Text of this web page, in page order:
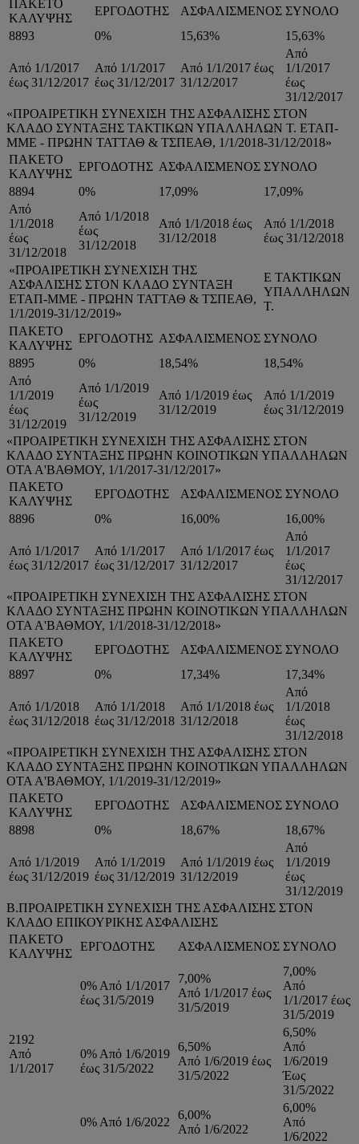
ΠΑΚΕΤΟ
ΚΑΛΥΨΗΣ
ΕΡΓΟΔΟΤΗΣ ΑΣΦΑΛΙΣΜΕΝΟΣ ΣΥΝΟΛΟ
8893
0% 15,63% 15,63%
Από 1/1/2017
έως 31/12/2017
Από 1/1/2017
έως 31/12/2017
Από 1/1/2017 έως
31/12/2017
Από
1/1/2017
έως
31/12/2017
«ΠΡΟΑΙΡΕΤΙΚΗ ΣΥΝΕΧΙΣΗ ΤΗΣ ΑΣΦΑΛΙΣΗΣ ΣΤΟΝ
ΚΛΑΔΟ ΣΥΝΤΑΞΗΣ ΤΑΚΤΙΚΩΝ ΥΠΑΛΛΗΛΩΝ Τ. ΕΤΑΠ-
ΜΜΕ - ΠΡΩΗΝ ΤΑΤΤΑΘ & ΤΣΠΕΑΘ, 1/1/2018-31/12/2018»
ΠΑΚΕΤΟ
ΚΑΛΥΨΗΣ
ΕΡΓΟΔΟΤΗΣ ΑΣΦΑΛΙΣΜΕΝΟΣ ΣΥΝΟΛΟ
8894
0% 17,09%
17,09%
Από
1/1/2018
έως
31/12/2018
Από 1/1/2018
έως
31/12/2018
Από 1/1/2018 έως
31/12/2018
Από 1/1/2018
έως 31/12/2018
«ΠΡΟΑΙΡΕΤΙΚΗ ΣΥΝΕΧΙΣΗ ΤΗΣ
ΑΣΦΑΛΙΣΗΣ ΣΤΟΝ ΚΛΑΔΟ ΣΥΝΤΑΞΗ
ΕΤΑΠ-ΜΜΕ - ΠΡΩΗΝ ΤΑΤΤΑΘ & ΤΣΠΕΑΘ,
1/1/2019-31/12/2019»
Ε ΤΑΚΤΙΚΩΝ
ΥΠΑΛΛΗΛΩΝ
Τ.
ΠΑΚΕΤΟ
ΚΑΛΥΨΗΣ
ΕΡΓΟΔΟΤΗΣ ΑΣΦΑΛΙΣΜΕΝΟΣ ΣΥΝΟΛΟ
8895
0% 18,54%
18,54%
Από
1/1/2019
έως
31/12/2019
Από 1/1/2019
έως
31/12/2019
Από 1/1/2019 έως
31/12/2019
Από 1/1/2019
έως 31/12/2019
«ΠΡΟΑΙΡΕΤΙΚΗ ΣΥΝΕΧΙΣΗ ΤΗΣ ΑΣΦΑΛΙΣΗΣ ΣΤΟΝ
ΚΛΑΔΟ ΣΥΝΤΑΞΗΣ ΠΡΩΗΝ ΚΟΙΝΟΤΙΚΩΝ ΥΠΑΛΛΗΛΩΝ
ΟΤΑ Α'ΒΑΘΜΟΥ, 1/1/2017-31/12/2017»
ΠΑΚΕΤΟ
ΚΑΛΥΨΗΣ
ΕΡΓΟΔΟΤΗΣ ΑΣΦΑΛΙΣΜΕΝΟΣ ΣΥΝΟΛΟ
8896
0% 16,00% 16,00%
Από 1/1/2017
έως 31/12/2017
Από 1/1/2017
έως 31/12/2017
Από 1/1/2017 έως
31/12/2017
Από
1/1/2017
έως
31/12/2017
«ΠΡΟΑΙΡΕΤΙΚΗ ΣΥΝΕΧΙΣΗ ΤΗΣ ΑΣΦΑΛΙΣΗΣ ΣΤΟΝ
ΚΛΑΔΟ ΣΥΝΤΑΞΗΣ ΠΡΩΗΝ ΚΟΙΝΟΤΙΚΩΝ ΥΠΑΛΛΗΛΩΝ
ΟΤΑ Α'ΒΑΘΜΟΥ, 1/1/2018-31/12/2018»
ΠΑΚΕΤΟ
ΚΑΛΥΨΗΣ
ΕΡΓΟΔΟΤΗΣ ΑΣΦΑΛΙΣΜΕΝΟΣ ΣΥΝΟΛΟ
8897
0% 17,34% 17,34%
Από 1/1/2018
έως 31/12/2018
Από 1/1/2018
έως 31/12/2018
Από 1/1/2018 έως
31/12/2018
Από
1/1/2018
έως
31/12/2018
«ΠΡΟΑΙΡΕΤΙΚΗ ΣΥΝΕΧΙΣΗ ΤΗΣ ΑΣΦΑΛΙΣΗΣ ΣΤΟΝ
ΚΛΑΔΟ ΣΥΝΤΑΞΗΣ ΠΡΩΗΝ ΚΟΙΝΟΤΙΚΩΝ ΥΠΑΛΛΗΛΩΝ
ΟΤΑ Α'ΒΑΘΜΟΥ, 1/1/2019-31/12/2019»
ΠΑΚΕΤΟ
ΚΑΛΥΨΗΣ
ΕΡΓΟΔΟΤΗΣ ΑΣΦΑΛΙΣΜΕΝΟΣ ΣΥΝΟΛΟ
8898
0% 18,67% 18,67%
Από 1/1/2019
έως 31/12/2019
Από 1/1/2019
έως 31/12/2019
Από 1/1/2019 έως
31/12/2019
Από
1/1/2019
έως
31/12/2019
Β.ΠΡΟΑΙΡΕΤΙΚΗ ΣΥΝΕΧΙΣΗ ΤΗΣ ΑΣΦΑΛΙΣΗΣ ΣΤΟΝ
ΚΛΑΔΟ ΕΠΙΚΟΥΡΙΚΗΣ ΑΣΦΑΛΙΣΗΣ
ΠΑΚΕΤΟ
ΚΑΛΥΨΗΣ
ΕΡΓΟΔΟΤΗΣ ΑΣΦΑΛΙΣΜΕΝΟΣ ΣΥΝΟΛΟ
2192
Από
1/1/2017
0% Από 1/1/2017
έως 31/5/2019
7,00%
Από 1/1/2017 έως
31/5/2019
7,00%
Από
1/1/2017 έως
31/5/2019
0% Από 1/6/2019
έως 31/5/2022
6,50%
Από 1/6/2019 έως
31/5/2022
6,50%
Από
1/6/2019
Έως
31/5/2022
0% Από 1/6/2022
6,00%
Από 1/6/2022
6,00%
Από
1/6/2022